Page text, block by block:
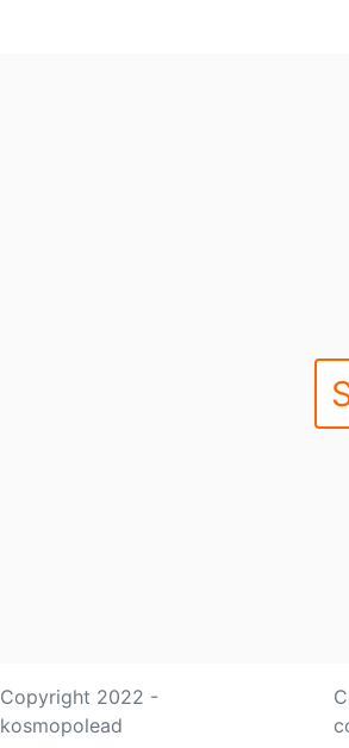
Copyright 2022 -
kosmopolead